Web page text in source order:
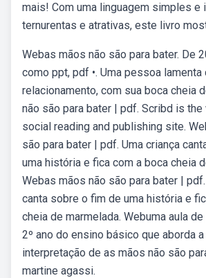
mais! Com uma linguagem simples e
ternurentas e atrativas, este livro
Webas mãos não são para bater. De
como ppt, pdf •. Uma pessoa lamenta
relacionamento, com sua boca cheia
não são para bater | pdf. Scribd is
social reading and publishing site.
são para bater | pdf. Uma criança
uma história e fica com a boca cheia
Webas mãos não são para bater |
canta sobre o fim de uma história e
cheia de marmelada. Webuma aula
2º ano do ensino básico que aborda
interpretação de as mãos não são
martine agassi.